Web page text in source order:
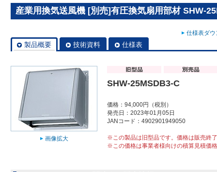
産業用換気送風機 [別売]有圧換気扇用部材 SHW-
仕様表ダ
製品概要 技術資料 仕様表
画像拡大
SHW-25MSDB3-C
価格：94,000円（税別）
発売日：2023年01月05日
JANコード：4902901949050
※この製品は旧型品です。価格は販売終
※この価格は事業者様向けの積算見積価